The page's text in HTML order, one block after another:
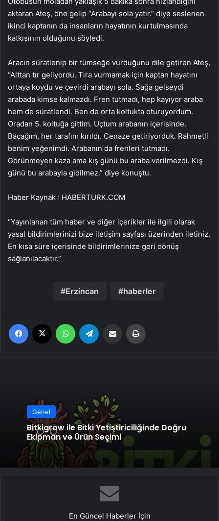
aktaran Ateş, öne gelip “Arabayı sola yatır.” diye seslenen
ikinci kaptanın da insanların hayatının kurtulmasında
katkısının olduğunu söyledi.
Aracın süratlenip bir tümseğe vurduğunu dile getiren Ateş,
“Alttan tır geliyordu. Tıra vurmamak için kaptan hayatını
ortaya koydu ve çevirdi arabayı sola. Sağa gelseydi
arabada kimse kalmazdı. Fren tutmadı, hep kayıyor araba
hem de süratlendi. Ben de orta koltukta oturuyordum.
Oradan 5. koltuğa gittim. Uçtum arabanın içerisinde.
Bacağım, her tarafım kırıldı. Cenaze getiriyorduk. Rahmetli
benim yeğenimdi. Arabanın da frenleri tutmadı.
Görünmeyen kaza ama kış günü bu araba verilmezdi. Kış
günü bu arabayla gidilmez.” diye konuştu.
Haber Kaynak : HABERTURK.COM
“Yayınlanan tüm haber ve diğer içerikler ile ilgili olarak
yasal bildirimlerinizi bize iletişim sayfası üzerinden iletiniz.
En kısa süre içerisinde bildirimlerinize geri dönüş
sağlanılacaktır.”
Erzincan haberler
Facebook WhatsApp Email'den paylaş
Genel
Bitkigrow ile Bitki Yetiştiriciliğinde Doğru
Ekipman ve Ürün Seçimi
En Güncel Haberler İçin